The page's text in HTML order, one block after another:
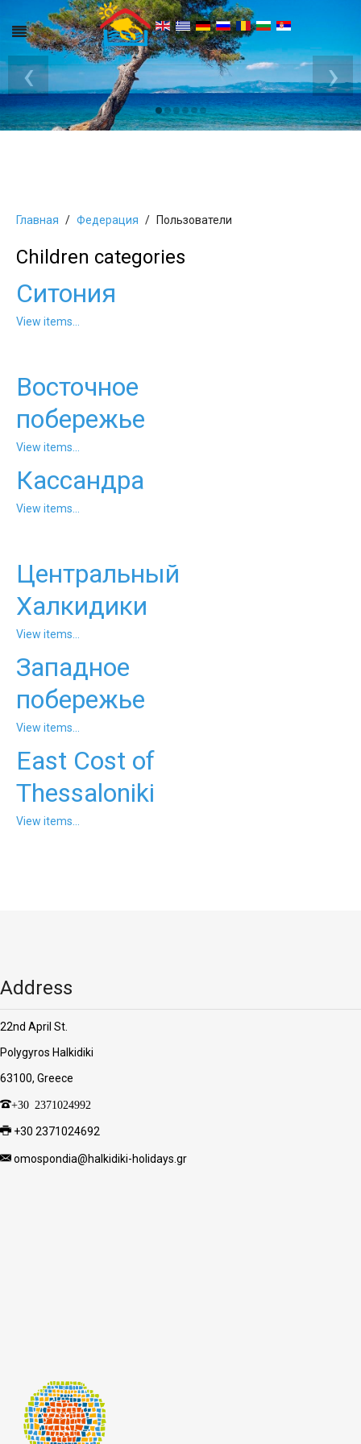
›
‹
Главная Федерация Пользователи
Children categories
Ситония
View items...
Восточное
побережье
View items...
Кассандра
View items...
Центральный
Халкидики
View items...
Западное
побережье
View items...
East Cost of
Thessaloniki
View items...
Address
22nd April St.
Polygyros Halkidiki
63100, Greece
+30 2371024992
+30 2371024692
omospondia@halkidiki-holidays.gr